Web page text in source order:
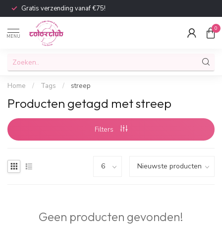
Gratis verzending vanaf €75!
MENU
0
Home / Tags / streep
Producten getagd met streep
Filters
Geen producten gevonden!